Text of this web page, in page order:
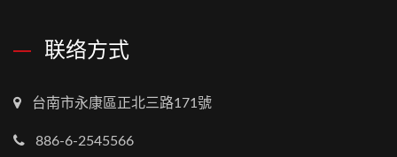
联络方式
台南市永康區正北三路171號
886-6-2545566